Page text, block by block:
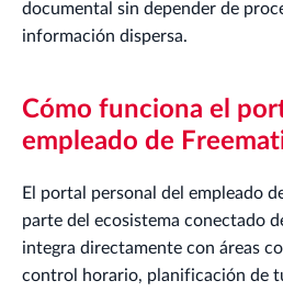
documental sin depender de
información dispersa.
Cómo funciona el
empleado de
El portal personal del empleado
parte del ecosistema conectado
integra directamente con áreas
control horario, planificación de